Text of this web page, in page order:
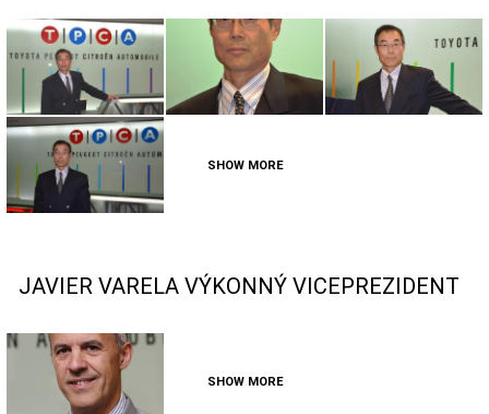
SHOW MORE
JAVIER VARELA VÝKONNÝ VICEPREZIDENT
SHOW MORE